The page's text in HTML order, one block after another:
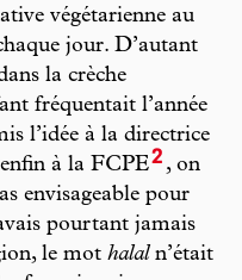
végétarienne au
jour. D’autant
la crèche
fréquentait l’année
l’idée à la directrice
à la FCPE2 , on
envisageable pour
pourtant jamais
le mot halaln’était